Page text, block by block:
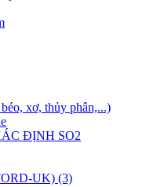
xơ, thủy phân,...)
ĐỊNH SO2
UK) (3)